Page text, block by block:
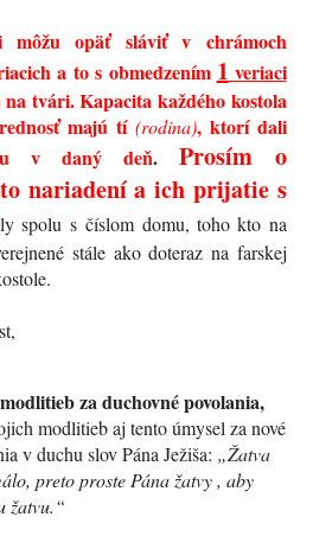
môžu opäť sláviť v chrámoch
a to s obmedzením 1 veriaci
na tvári. Kapacita každého kostola
majú tí (rodina), ktorí dali
v daný deň. Prosím o
nariadení a ich prijatie s
spolu s číslom domu, toho kto na
stále ako doteraz na farskej
za duchovné povolania,
modlitieb aj tento úmysel za nové
v duchu slov Pána Ježiša: „Žatva
preto proste Pána žatvy , aby
žatvu.“